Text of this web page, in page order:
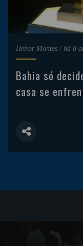
Heitor Montes / há 8
Bahia só
casa se